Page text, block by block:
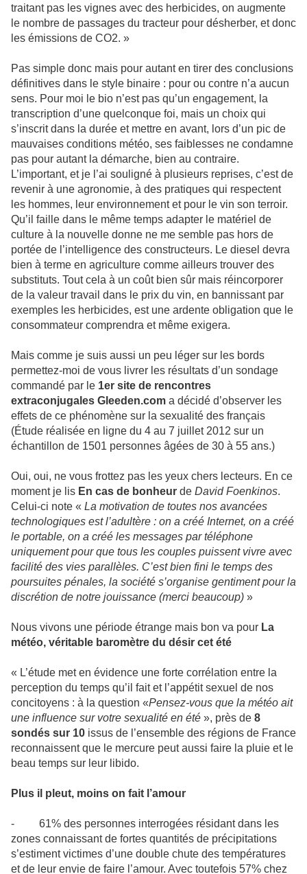
traitant pas les vignes avec des herbicides, on augmente
le nombre de passages du tracteur pour désherber, et donc
les émissions de CO2. »
Pas simple donc mais pour autant en tirer des conclusions
définitives dans le style binaire : pour ou contre n’a aucun
sens. Pour moi le bio n’est pas qu’un engagement, la
transcription d’une quelconque foi, mais un choix qui
s’inscrit dans la durée et mettre en avant, lors d’un pic de
mauvaises conditions météo, ses faiblesses ne condamne
pas pour autant la démarche, bien au contraire.
L’important, et je l’ai souligné à plusieurs reprises, c’est de
revenir à une agronomie, à des pratiques qui respectent
les hommes, leur environnement et pour le vin son terroir.
Qu’il faille dans le même temps adapter le matériel de
culture à la nouvelle donne ne me semble pas hors de
portée de l’intelligence des constructeurs. Le diesel devra
bien à terme en agriculture comme ailleurs trouver des
substituts. Tout cela à un coût bien sûr mais réincorporer
de la valeur travail dans le prix du vin, en bannissant par
exemples les herbicides, est une ardente obligation que le
consommateur comprendra et même exigera.
Mais comme je suis aussi un peu léger sur les bords
permettez-moi de vous livrer les résultats d’un sondage
commandé par le 1er site de rencontres
extraconjugales Gleeden.com a décidé d’observer les
effets de ce phénomène sur la sexualité des français
(Étude réalisée en ligne du 4 au 7 juillet 2012 sur un
échantillon de 1501 personnes âgées de 30 à 55 ans.)
Oui, oui, ne vous frottez pas les yeux chers lecteurs. En ce
moment je lis En cas de bonheur de David Foenkinos.
Celui-ci note « La motivation de toutes nos avancées
technologiques est l’adultère : on a créé Internet, on a créé
le portable, on a créé les messages par téléphone
uniquement pour que tous les couples puissent vivre avec
facilité des vies parallèles. C’est bien fini le temps des
poursuites pénales, la société s’organise gentiment pour la
discrétion de notre jouissance (merci beaucoup) »
Nous vivons une période étrange mais bon va pour La
météo, véritable baromètre du désir cet été
« L’étude met en évidence une forte corrélation entre la
perception du temps qu’il fait et l’appétit sexuel de nos
concitoyens : à la question «Pensez-vous que la météo ait
une influence sur votre sexualité en été », près de 8
sondés sur 10 issus de l’ensemble des régions de France
reconnaissent que le mercure peut aussi faire la pluie et le
beau temps sur leur libido.
Plus il pleut, moins on fait l’amour
- 61% des personnes interrogées résidant dans les
zones connaissant de fortes quantités de précipitations
s’estiment victimes d’une double chute des températures
et de leur envie de faire l’amour. Avec toutefois 57% chez